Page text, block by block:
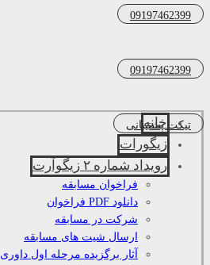
09197462399
09197462399
تیکت پشتیبانی
خانه
زیگورات
رویداد شماره ۲ زیگوآرت
فراخوان مسابقه
دانلود PDF فراخوان
شرکت در مسابقه
ارسال شیت های مسابقه
آثار برگزیده مرحله اول داوری